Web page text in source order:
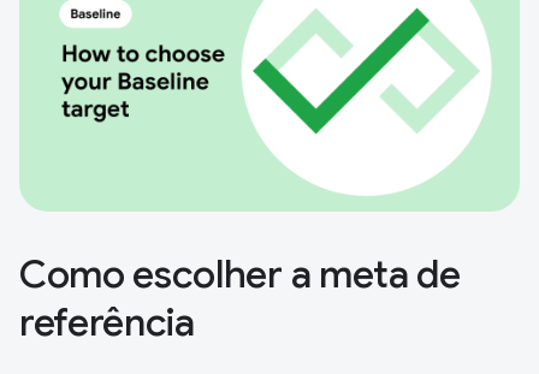
Como escolher a meta de
referência